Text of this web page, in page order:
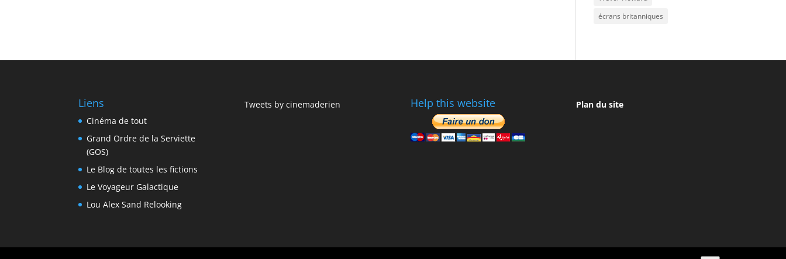
écrans britanniques
Liens
Cinéma de tout
Grand Ordre de la Serviette
(GOS)
Le Blog de toutes les fictions
Le Voyageur Galactique
Lou Alex Sand Relooking
Tweets by cinemaderien Help this website Plan du site